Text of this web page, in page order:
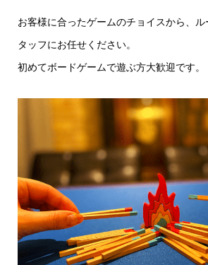
お客様に合ったゲームのチョイスから、
タッフにお任せください。
初めてボードゲームで遊ぶ方大歓迎です。